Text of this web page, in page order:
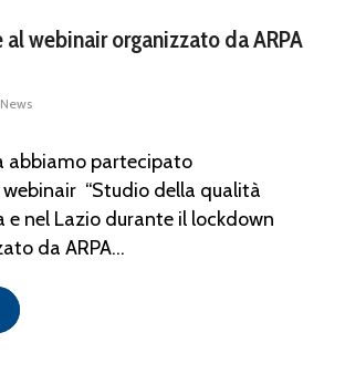
webinair organizzato da ARPA
News
abbiamo partecipato
webinair “Studio della qualità
e nel Lazio durante il lockdown
da ARPA…